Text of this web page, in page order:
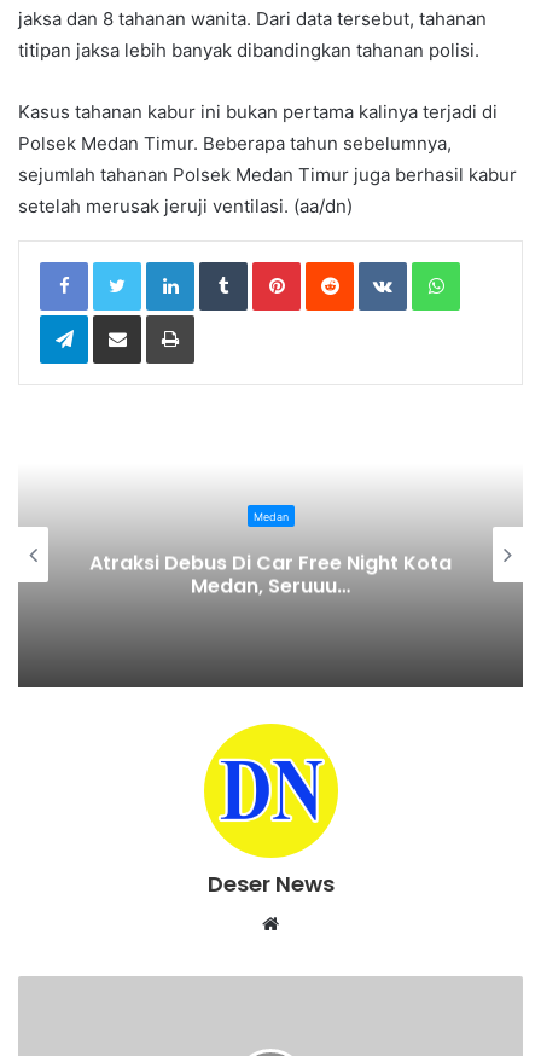
jaksa dan 8 tahanan wanita. Dari data tersebut, tahanan
titipan jaksa lebih banyak dibandingkan tahanan polisi.
Kasus tahanan kabur ini bukan pertama kalinya terjadi di
Polsek Medan Timur. Beberapa tahun sebelumnya,
sejumlah tahanan Polsek Medan Timur juga berhasil kabur
setelah merusak jeruji ventilasi. (aa/dn)
LinkedIn Tumblr Pinterest Reddit VKontakte
Telegram Print
Medan
Atraksi Debus Di Car Free Night Kota
Medan, Seruuu…
Deser News
b